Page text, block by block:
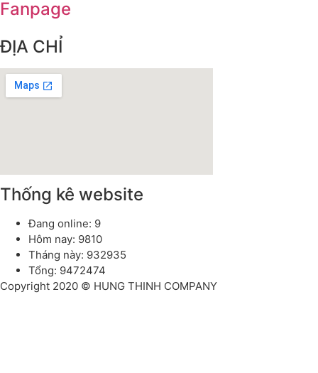
Fanpage
ĐỊA CHỈ
Thống kê website
Đang online: 9
Hôm nay: 9810
Tháng này: 932935
Tổng: 9472474
Copyright 2020 © HUNG THINH COMPANY